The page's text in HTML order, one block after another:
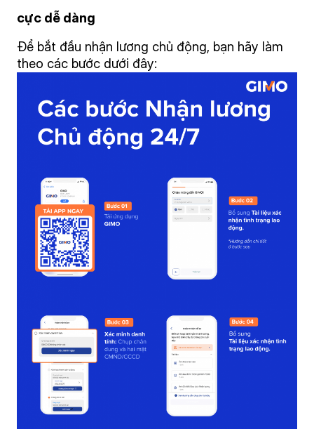
cực dễ dàng
Để bắt đầu nhận lương chủ động, bạn hãy làm
theo các bước dưới đây: